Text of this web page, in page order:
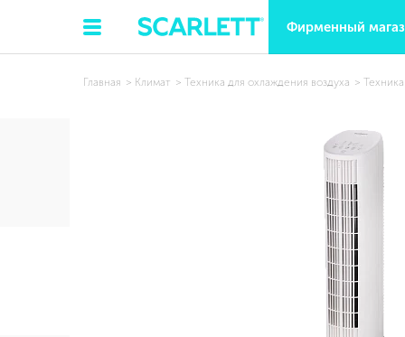
Фирменный
Главная Климат Техника для охлаждения воздуха